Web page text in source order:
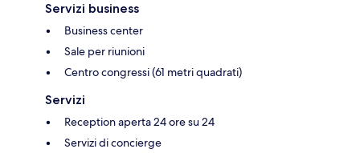
Servizi business
Business center
Sale per riunioni
Centro congressi (61 metri quadrati)
Servizi
Reception aperta 24 ore su 24
Servizi di concierge